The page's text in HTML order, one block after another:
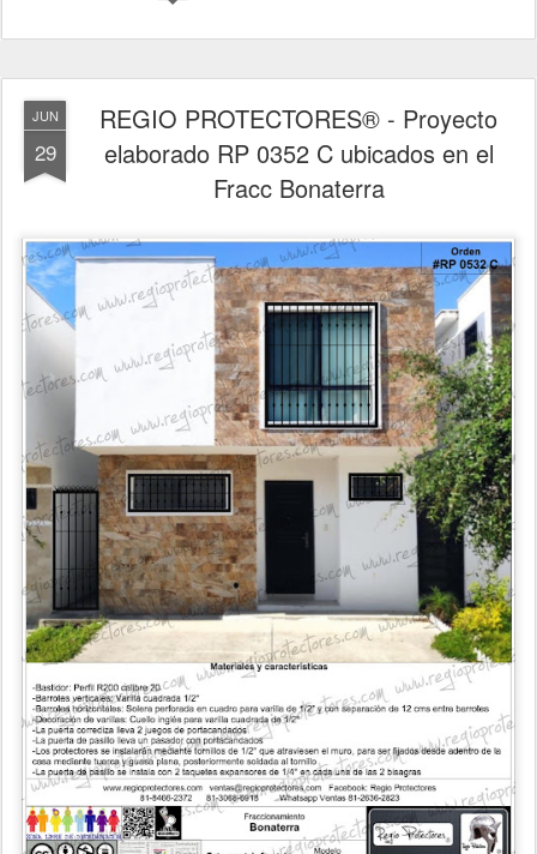
JUN
29
REGIO PROTECTORES® - Proyecto
elaborado RP 0352 C ubicados en el
Fracc Bonaterra